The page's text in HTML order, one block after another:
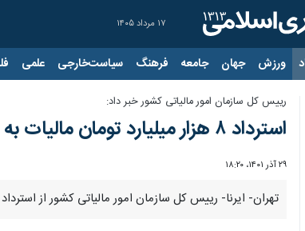
۱۷ مرداد ۱۴۰۵
ورزش جهان جامعه فرهنگ سیاست‌خارجی علمی
رییس کل سازمان امور مالیاتی کشور خبر داد:
استرداد ۸ هزار میلیارد تومان مالیات به صادرکنندگان
۲۹ آذر ۱۴۰۱، ۱۸:۲۰
تهران- ایرنا- رییس کل سازمان امور مالیاتی کشور از